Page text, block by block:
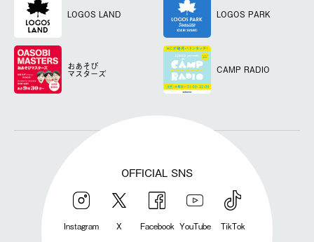
LOGOS LAND LOGOS PARK
おあそび
マスターズ CAMP RADIO
OFFICIAL SNS
Instagram X Facebook YouTube TikTok